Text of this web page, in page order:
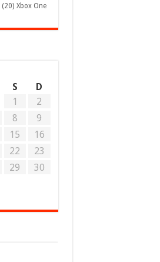
(20) Xbox One
S
D
1
2
8
9
15
16
22
23
29
30